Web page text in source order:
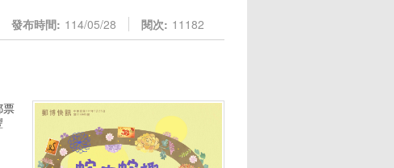
發布時間: 114/05/28 閱次: 11182
票